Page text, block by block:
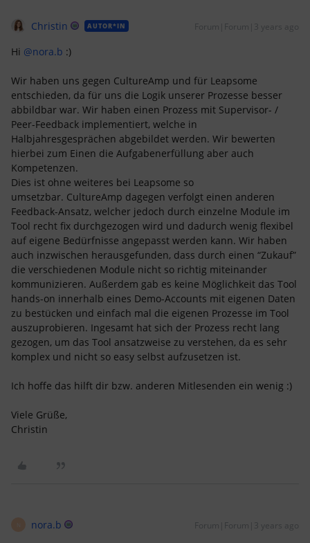
Christin AUTOR*IN Forum|Forum|3 years ago
Hi @nora.b :)
Wir haben uns gegen CultureAmp und für Leapsome
entschieden, da für uns die Logik unserer Prozesse besser
abbildbar war. Wir haben einen Prozess mit Supervisor- /
Peer-Feedback implementiert, welche in
Halbjahresgesprächen abgebildet werden. Wir bewerten
hierbei zum Einen die Aufgabenerfüllung aber auch
Kompetenzen.
Dies ist ohne weiteres bei Leapsome so
umsetzbar. CultureAmp dagegen verfolgt einen anderen
Feedback-Ansatz, welcher jedoch durch einzelne Module im
Tool recht fix durchgezogen wird und dadurch wenig flexibel
auf eigene Bedürfnisse angepasst werden kann. Wir haben
auch inzwischen herausgefunden, dass durch einen “Zukauf”
die verschiedenen Module nicht so richtig miteinander
kommunizieren. Außerdem gab es keine Möglichkeit das Tool
hands-on innerhalb eines Demo-Accounts mit eigenen Daten
zu bestücken und einfach mal die eigenen Prozesse im Tool
auszuprobieren. Ingesamt hat sich der Prozess recht lang
gezogen, um das Tool ansatzweise zu verstehen, da es sehr
komplex und nicht so easy selbst aufzusetzen ist.
Ich hoffe das hilft dir bzw. anderen Mitlesenden ein wenig :)
Viele Grüße,
Christin
nora.b Forum|Forum|3 years ago